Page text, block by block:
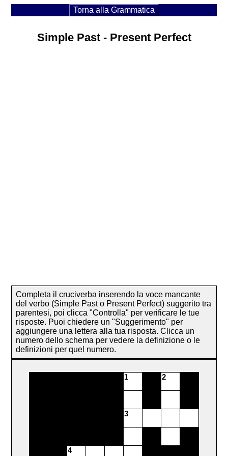
Torna alla Grammatica
Simple Past - Present Perfect
Completa il cruciverba inserendo la voce mancante
del verbo (Simple Past o Present Perfect) suggerito tra
parentesi, poi clicca "Controlla" per verificare le tue
risposte. Puoi chiedere un "Suggerimento" per
aggiungere una lettera alla tua risposta. Clicca un
numero dello schema per vedere la definizione o le
definizioni per quel numero.
1 2
3
4